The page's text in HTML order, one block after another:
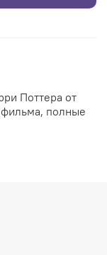
Поттера от
полные
с резиновыми